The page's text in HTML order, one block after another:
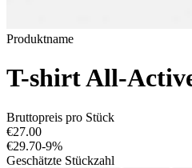
Produktname
T-shirt All-
Bruttopreis pro Stück
€27.00
€29.70-9%
Geschätzte Stückzahl